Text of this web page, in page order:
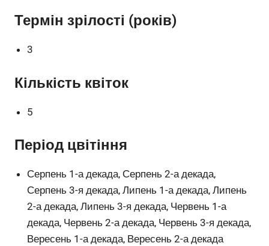
Термін зрілості (років)
3
Кількість квіток
5
Період цвітіння
Серпень 1-а декада, Серпень 2-а декада,
Серпень 3-я декада, Липень 1-а декада, Липень
2-а декада, Липень 3-я декада, Червень 1-а
декада, Червень 2-а декада, Червень 3-я декада,
Вересень 1-а декада, Вересень 2-а декада